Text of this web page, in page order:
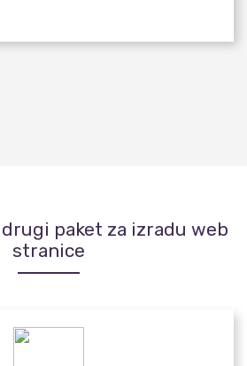
paket za izradu web
stranice